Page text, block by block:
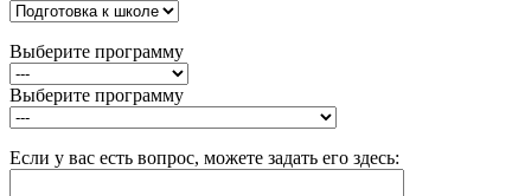
Выберите программу
Выберите программу
Если у вас есть вопрос, можете задать его здесь: